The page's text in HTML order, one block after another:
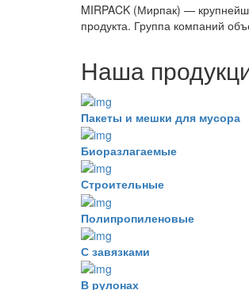
MIRPACK (Мирпак) —
продукта. Группа компаний
Наша
Пакеты и мешки для мусора
Биоразлагаемые
Строительные
Полипропиленовые
С завязками
В рулонах